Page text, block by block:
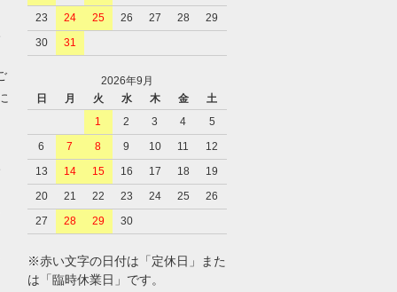
23
24 25 26 27 28
29
30
31
2026年9月
日
月 火 水 木 金
土
1
2 3 4
5
6
7 8 9 10 11
12
13
14 15 16 17 18
19
20
21 22 23 24 25
26
27
28 29 30
※赤い文字の日付は「定休日」また
は「臨時休業日」です。